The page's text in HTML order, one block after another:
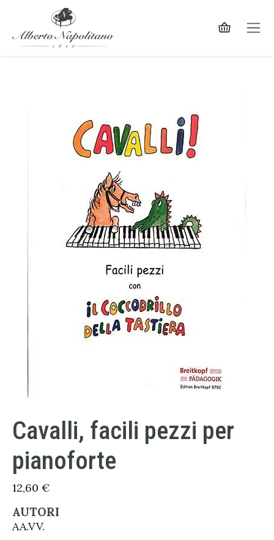
Cavalli, facili pezzi per
pianoforte
12,60 €
AUTORI
AA.VV.